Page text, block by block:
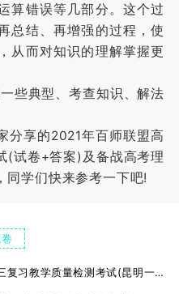
算错误等几部分。这个过
总结、再增强的过程，使
从而对知识的理解掌握更
典型、考查知识、解法
享的2021年百师联盟高
(试卷+答案)及备战高考理
同学们快来参考一下吧!
百师联盟联考 2021年云南省昆明市高三复习教学质量检测考试(昆明一模)答案！